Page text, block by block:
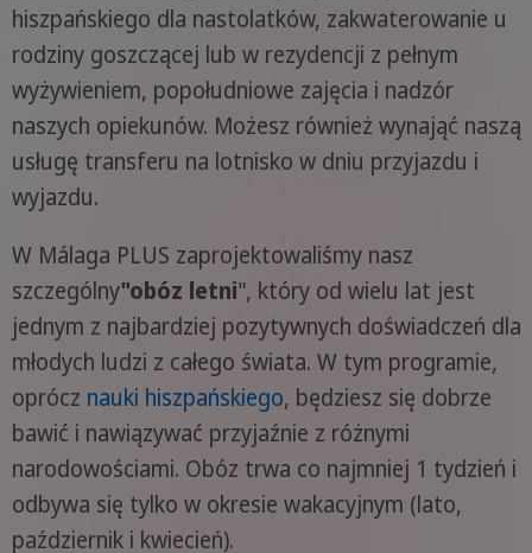
hiszpańskiego dla nastolatków, zakwaterowanie u
rodziny goszczącej lub w rezydencji z pełnym
wyżywieniem, popołudniowe zajęcia i nadzór
naszych opiekunów. Możesz również wynająć naszą
usługę transferu na lotnisko w dniu przyjazdu i
wyjazdu.
W Málaga PLUS zaprojektowaliśmy nasz
szczególny"obóz letni", który od wielu lat jest
jednym z najbardziej pozytywnych doświadczeń dla
młodych ludzi z całego świata. W tym programie,
oprócz nauki hiszpańskiego, będziesz się dobrze
bawić i nawiązywać przyjaźnie z różnymi
narodowościami. Obóz trwa co najmniej 1 tydzień i
odbywa się tylko w okresie wakacyjnym (lato,
październik i kwiecień).